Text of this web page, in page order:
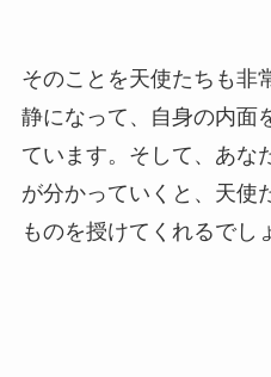
そのことを天使たちも非
静になって、自身の内面
ています。そして、あな
が分かっていくと、天使
ものを授けてくれるでし